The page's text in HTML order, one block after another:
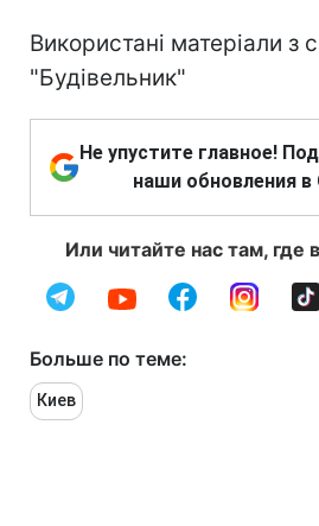
Використані матеріали з
"Будівельник"
Не упустите главное!
наши обновления в
Или читайте нас там, где
Больше по теме:
Киев